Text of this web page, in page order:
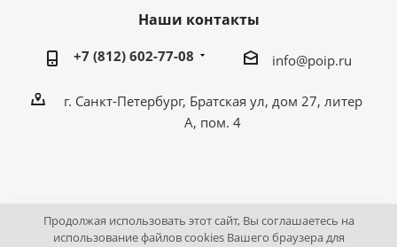
Наши контакты
+7 (812) 602-77-08 info@poip.ru
г. Санкт-Петербург, Братская ул, дом 27, литер
А, пом. 4
2009 - 2026 © Промышленное оборудование Интернет
Продолжая использовать этот сайт, Вы соглашаетесь на
использование файлов cookies Вашего браузера для